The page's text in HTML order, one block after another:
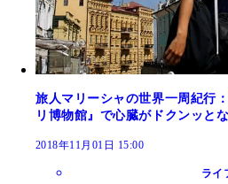
旅人マリーシャの世界一周紀行
リ博物館』で心臓がドクンッと
2018年11月01日 15:00
ライ